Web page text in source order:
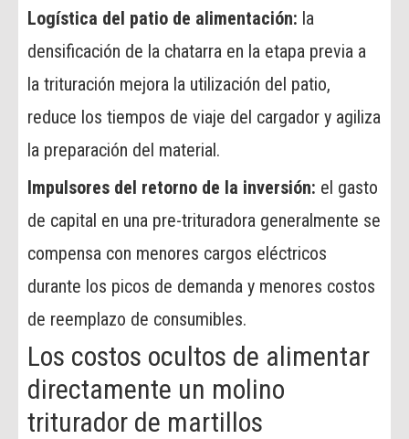
Logística del patio de alimentación: la
densificación de la chatarra en la etapa previa a
la trituración mejora la utilización del patio,
reduce los tiempos de viaje del cargador y agiliza
la preparación del material.
Impulsores del retorno de la inversión: el gasto
de capital en una pre-trituradora generalmente se
compensa con menores cargos eléctricos
durante los picos de demanda y menores costos
de reemplazo de consumibles.
Los costos ocultos de alimentar
directamente un molino
triturador de martillos